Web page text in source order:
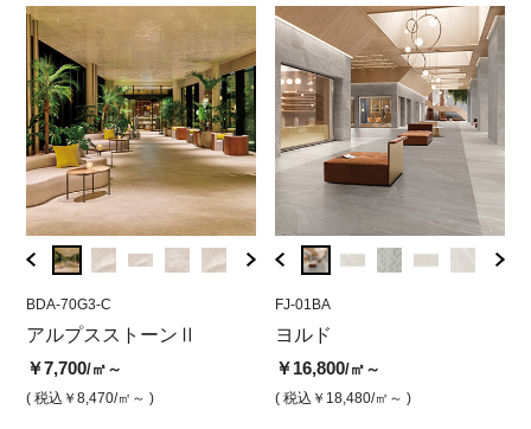
BDA-70G3-C
アルプスストーンⅡ
￥7,700/㎡～
( 税込￥8,470/㎡～ )
BDA-70G3-C
アルプスストーン2 ホワイ
ト（グリップ）
￥7,700/㎡
FJ-05MB
ヨルド クリーク ボーダー
￥13,000/シート
( 税込￥14,300/シート )
FJ-01BA
ヨルド
￥16,800/㎡～
( 税込￥18,480/㎡～ )